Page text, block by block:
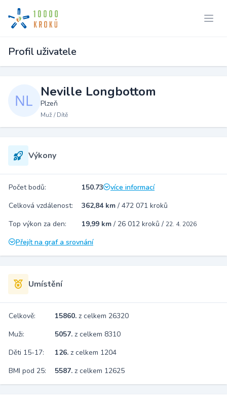
Profil uživatele
Neville Longbottom
Plzeň
Muž / Dítě
Výkony
Počet bodů: 150.73
více informací
Celková vzdálenost:
362,84 km / 472 071 kroků
Top výkon za den:
19,99 km / 26 012 kroků / 22. 4. 2026
Přejít na graf a srovnání
Umístění
Celkově: 15860. z celkem 26320
Muži:
5057. z celkem 8310
Děti 15-17:
126. z celkem 1204
BMI pod 25:
5587. z celkem 12625